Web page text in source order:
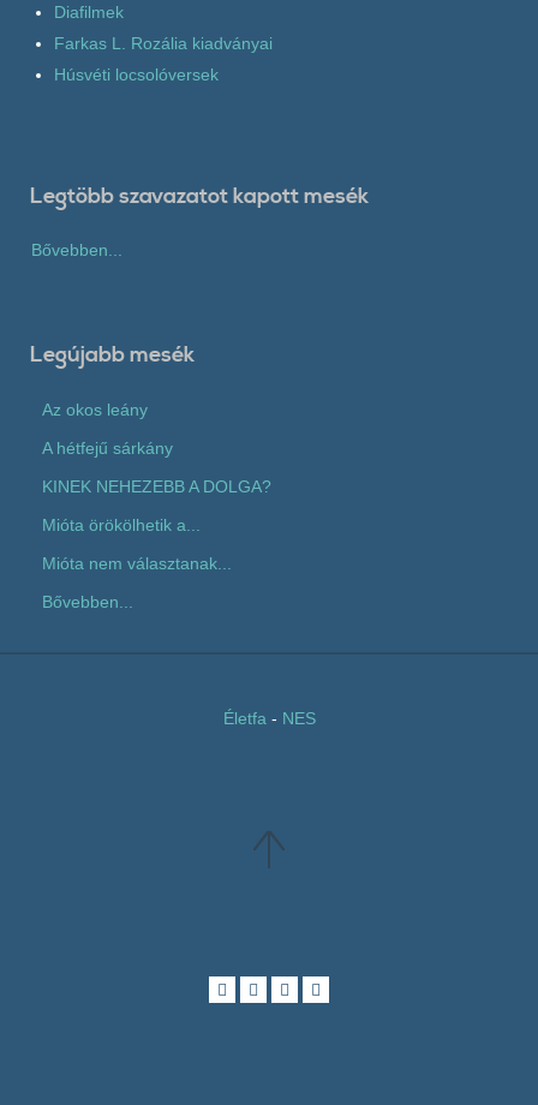
Diafilmek
Farkas L. Rozália kiadványai
Húsvéti locsolóversek
Legtöbb szavazatot kapott mesék
Bővebben...
Legújabb mesék
Az okos leány
A hétfejű sárkány
KINEK NEHEZEBB A DOLGA?
Mióta örökölhetik a...
Mióta nem választanak...
Bővebben...
Életfa - NES